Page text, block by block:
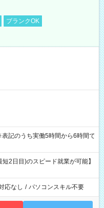
ブランクOK
2日目)のスピード就業が可能】
応なし / パソコンスキル不要